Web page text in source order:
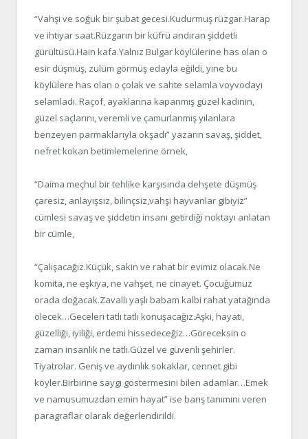
“Vahşi ve soğuk bir şubat gecesi.Kudurmuş rüzgar.Harap
ve ihtiyar saat.Rüzgarın bir küfrü andıran şiddetli
gürültüsü.Hain kafa.Yalnız Bulgar köylülerine has olan o
esir düşmüş, zulüm görmüş edayla eğildi, yine bu
köylülere has olan o çolak ve sahte selamla voyvodayı
selamladı. Raçof, ayaklarına kapanmış güzel kadının,
güzel saçlarını, veremli ve çamurlanmış yılanlara
benzeyen parmaklarıyla okşadı” yazarın savaş, şiddet,
nefret kokan betimlemelerine örnek,
“Daima meçhul bir tehlike karşısında dehşete düşmüş
çaresiz, anlayışsız, bilinçsiz,vahşi hayvanlar gibiyiz”
cümlesi savaş ve şiddetin insanı getirdiği noktayı anlatan
bir cümle,
“Çalışacağız.Küçük, sakin ve rahat bir evimiz olacak.Ne
komita, ne eşkıya, ne vahşet, ne cinayet. Çocuğumuz
orada doğacak.Zavallı yaşlı babam kalbi rahat yatağında
ölecek…Geceleri tatlı tatlı konuşacağız.Aşkı, hayatı,
güzelliği, iyiliği, erdemi hissedeceğiz…Göreceksin o
zaman insanlık ne tatlı.Güzel ve güvenli şehirler.
Tiyatrolar. Geniş ve aydınlık sokaklar, cennet gibi
köyler.Birbirine saygı göstermesini bilen adamlar…Emek
ve namusumuzdan emin hayat” ise barış tanımını veren
paragraflar olarak değerlendirildi.